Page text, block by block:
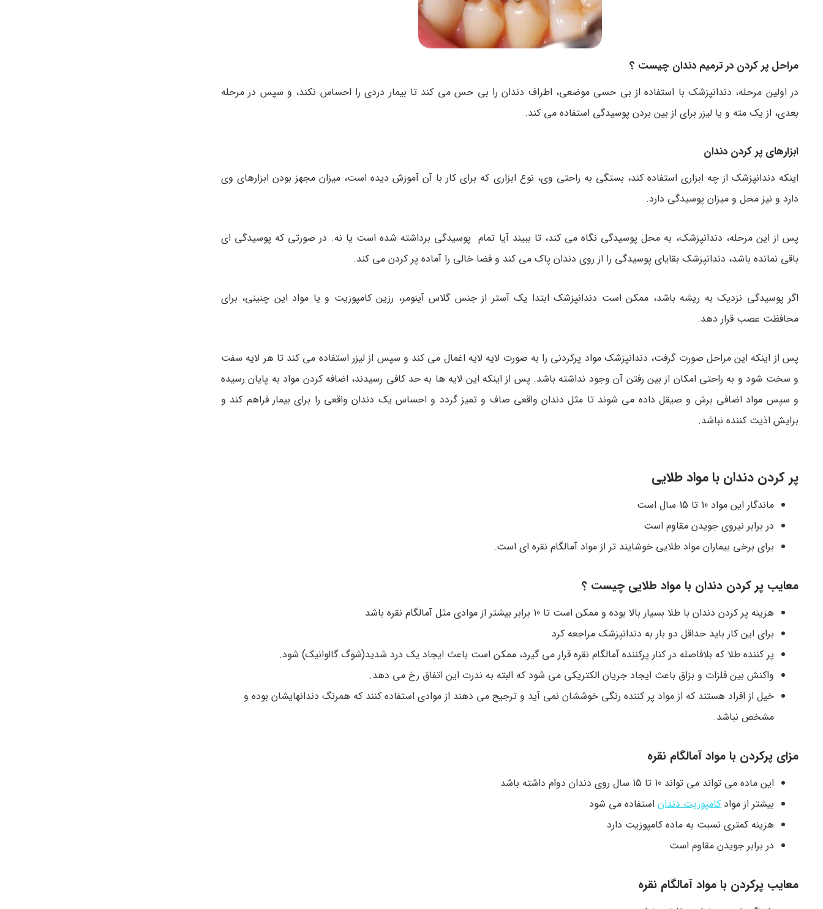
مراحل پر کردن در ترمیم دندان چیست ؟
در اولین مرحله، دندانپزشک با استفاده از بی حسی موضعی، اطراف دندان را بی حس می کند تا بیمار دردی را احساس نکند، و سپس در مرحله
بعدی، از یک مته و یا لیزر برای از بین بردن پوسیدگی استفاده می کند.
ابزارهای پر کردن دندان
اینکه دندانپزشک از چه ابزاری استفاده کند، بستگی به راحتی وی، نوع ابزاری که برای کار با آن آموزش دیده است، میزان مجهز بودن ابزارهای وی
دارد و نیز محل و میزان پوسیدگی دارد.
پس از این مرحله، دندانپزشک، به محل پوسیدگی نگاه می کند، تا ببیند آیا تمام پوسیدگی برداشته شده است یا نه. در صورتی که پوسیدگی ای
باقی نمانده باشد، دندانپزشک بقایای پوسیدگی را از روی دندان پاک می کند و فضا خالی را آماده پر کردن می کند.
اگر پوسیدگی نزدیک به ریشه باشد، ممکن است دندانپزشک ابتدا یک آستر از جنس گلاس آینومر، رزین کامپوزیت و یا مواد این چنینی، برای
محافظت عصب قرار دهد.
پس از اینکه این مراحل صورت گرفت، دندانپزشک مواد پرکردنی را به صورت لایه لایه اغمال می کند و سپس از لیزر استفاده می کند تا هر لایه سفت
و سخت شود و به راحتی امکان از بین رفتن آن وجود نداشته باشد. پس از اینکه این لایه ها به حد کافی رسیدند، اضافه کردن مواد به پایان رسیده
و سپس مواد اضافی برش و صیقل داده می شوند تا مثل دندان واقعی صاف و تمیز گردد و احساس یک دندان واقعی را برای بیمار فراهم کند و
برایش اذیت کننده نباشد.
پر کردن دندان با مواد طلایی
ماندگار این مواد 10 تا 15 سال است
در برابر نیروی جویدن مقاوم است
برای برخی بیماران مواد طلایی خوشایند تر از مواد آمالگام نقره ای است.
معایب پر کردن دندان با مواد طلایی چیست ؟
هزینه پر کردن دندان با طلا بسیار بالا بوده و ممکن است تا 10 برابر بیشتر از موادی مثل آمالگام نقره باشد
برای این کار باید حداقل دو بار به دندانپزشک مراجعه کرد
پر کننده طلا که بلافاصله در کنار پرکننده آمالگام نقره قرار می گیرد، ممکن است باعث ایجاد یک درد شدید(شوگ گالوانیک) شود.
واکنش بین فلزات و بزاق باعث ایجاد جریان الکتریکی می شود که البته به ندرت این اتفاق رخ می دهد.
خیل از افراد هستند که از مواد پر کننده رنگی خوششان نمی آید و ترجیح می دهند از موادی استفاده کنند که همرنگ دندانهایشان بوده و
مشخص نباشد.
مزای پرکردن با مواد آمالگام نقره
این ماده می تواند می تواند 10 تا 15 سال روی دندان دوام داشته باشد
بیشتر از مواد کامپوزیت دندان استفاده می شود
هزینه کمتری نسبت به ماده کامپوزیت دارد
در برابر جویدن مقاوم است
معایب پرکردن با مواد آمالگام نقره